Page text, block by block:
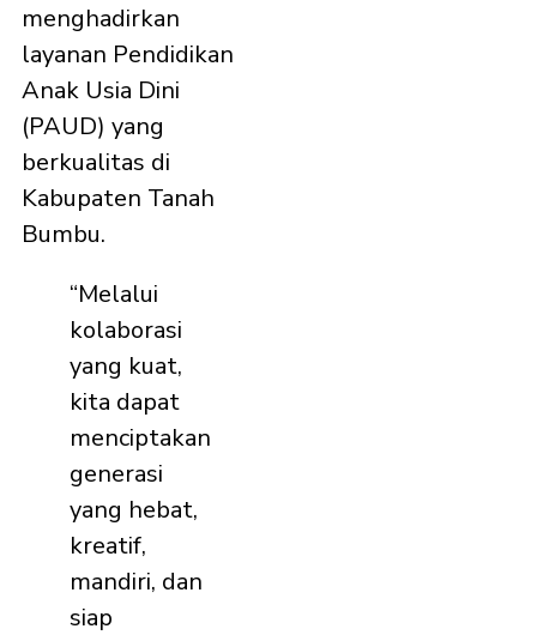
menghadirkan
layanan Pendidikan
Anak Usia Dini
(PAUD) yang
berkualitas di
Kabupaten Tanah
Bumbu.
“Melalui
kolaborasi
yang kuat,
kita dapat
menciptakan
generasi
yang hebat,
kreatif,
mandiri, dan
siap